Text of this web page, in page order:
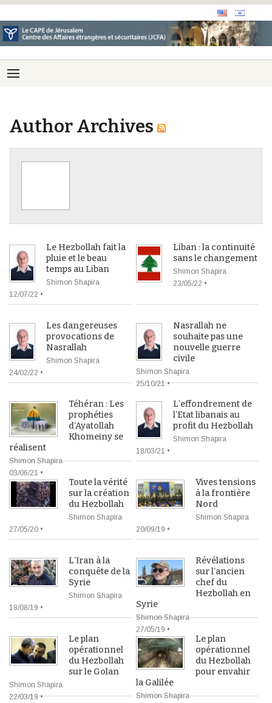
Author Archives
Le Hezbollah fait la
pluie et le beau
temps au Liban
Shimon Shapira
12/07/22 •
Liban : la continuité
sans le changement
Shimon Shapira
23/05/22 •
Les dangereuses
provocations de
Nasrallah
Shimon Shapira
24/02/22 •
Nasrallah ne
souhaite pas une
nouvelle guerre
civile
Shimon Shapira
25/10/21 •
Téhéran : Les
prophéties
d’Ayatollah
Khomeiny se
réalisent
Shimon Shapira
03/06/21 •
L’effondrement de
l’Etat libanais au
profit du Hezbollah
Shimon Shapira
18/03/21 •
Toute la vérité
sur la création
du Hezbollah
Shimon Shapira
27/05/20 •
Vives tensions
à la frontière
Nord
Shimon Shapira
20/09/19 •
L’Iran à la
conquête de la
Syrie
Shimon Shapira
18/08/19 •
Révélations
sur l’ancien
chef du
Hezbollah en
Syrie
Shimon Shapira
27/05/19 •
Le plan
opérationnel
du Hezbollah
sur le Golan
Shimon Shapira
22/03/19 •
Le plan
opérationnel
du Hezbollah
pour envahir
la Galilée
Shimon Shapira